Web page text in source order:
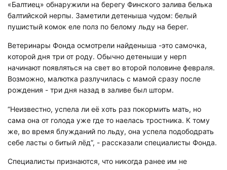
«Балтиец» обнаружили на берегу Финского залива белька
балтийской нерпы. Заметили детеныша чудом: белый
пушистый комок еле полз по белому льду на берег.
Ветеринары Фонда осмотрели найденыша -это самочка,
которой дня три от роду. Обычно детеныши у нерп
начинают появляться на свет во второй половине февраля.
Возможно, малютка разлучилась с мамой сразу после
рождения - три дня назад в заливе был шторм.
“Неизвестно, успела ли её хоть раз покормить мать, но
сама она от голода уже где то наелась тростника. К тому
же, во время блужданий по льду, она успела подободрать
себе ласты о битый лёд”, - рассказали специалисты Фонда.
Специалисты признаются, что никогда ранее им не